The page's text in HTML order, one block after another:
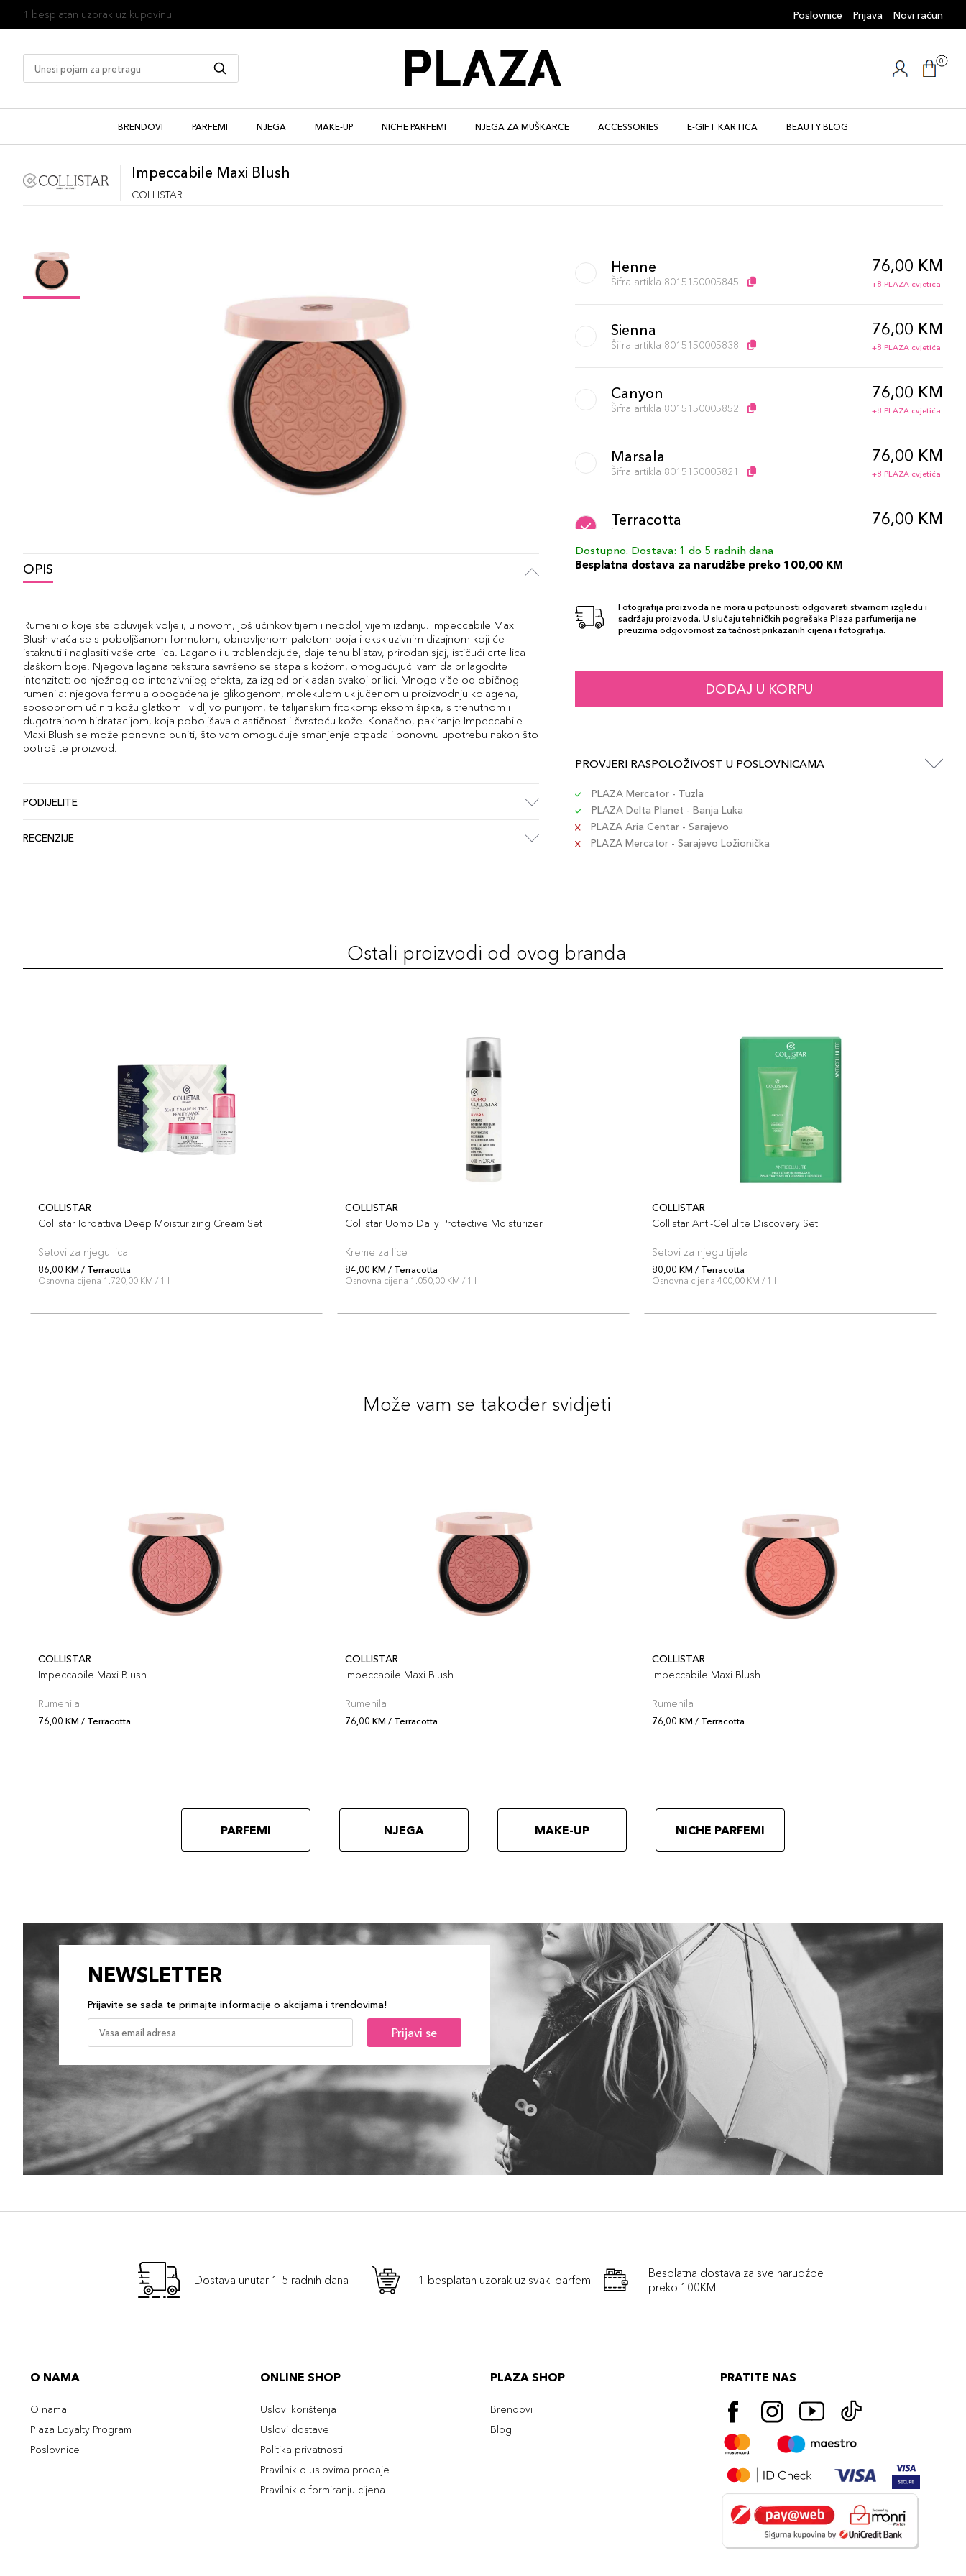
1 besplatan uzorak uz kupovinu Poslovnice Prijava Novi račun
0
BRENDOVI PARFEMI NJEGA MAKE-UP NICHE PARFEMI NJEGA ZA MUŠKARCE ACCESSORIES E-GIFT KARTICA BEAUTY BLOG
Impeccabile Maxi Blush
COLLISTAR
OPIS
Rumenilo koje ste oduvijek voljeli, u novom, još učinkovitijem i neodoljivijem izdanju. Impeccabile Maxi
Blush vraća se s poboljšanom formulom, obnovljenom paletom boja i ekskluzivnim dizajnom koji će
istaknuti i naglasiti vaše crte lica. Lagano i ultrablendajuće, daje tenu blistav, prirodan sjaj, ističući crte lica
daškom boje. Njegova lagana tekstura savršeno se stapa s kožom, omogućujući vam da prilagodite
intenzitet: od nježnog do intenzivnijeg efekta, za izgled prikladan svakoj prilici. Mnogo više od običnog
rumenila: njegova formula obogaćena je glikogenom, molekulom uključenom u proizvodnju kolagena,
sposobnom učiniti kožu glatkom i vidljivo punijom, te talijanskim fitokompleksom šipka, s trenutnom i
dugotrajnom hidratacijom, koja poboljšava elastičnost i čvrstoću kože. Konačno, pakiranje Impeccabile
Maxi Blush se može ponovno puniti, što vam omogućuje smanjenje otpada i ponovnu upotrebu nakon što
potrošite proizvod.
PODIJELITE
RECENZIJE
Henne
Šifra artikla 8015150005845
76,00 KM
+8 PLAZA cvjetića
Sienna
Šifra artikla 8015150005838
76,00 KM
+8 PLAZA cvjetića
Canyon
Šifra artikla 8015150005852
76,00 KM
+8 PLAZA cvjetića
Marsala
Šifra artikla 8015150005821
76,00 KM
+8 PLAZA cvjetića
Terracotta 76,00 KM
Dostupno. Dostava: 1 do 5 radnih dana
Besplatna dostava za narudžbe preko 100,00 KM
Fotografija proizvoda ne mora u potpunosti odgovarati stvarnom izgledu i
sadržaju proizvoda. U slučaju tehničkih pogrešaka Plaza parfumerija ne
preuzima odgovornost za tačnost prikazanih cijena i fotografija.
DODAJ U KORPU
PROVJERI RASPOLOŽIVOST U POSLOVNICAMA
PLAZA Mercator - Tuzla
PLAZA Delta Planet - Banja Luka
PLAZA Aria Centar - Sarajevo
PLAZA Mercator - Sarajevo Ložionička
Ostali proizvodi od ovog branda
COLLISTAR
Collistar Idroattiva Deep Moisturizing Cream Set
Setovi za njegu lica
86,00 KM / Terracotta
Osnovna cijena 1.720,00 KM / 1 l
COLLISTAR
Collistar Uomo Daily Protective Moisturizer
Kreme za lice
84,00 KM / Terracotta
Osnovna cijena 1.050,00 KM / 1 l
COLLISTAR
Collistar Anti-Cellulite Discovery Set
Setovi za njegu tijela
80,00 KM / Terracotta
Osnovna cijena 400,00 KM / 1 l
Može vam se također svidjeti
COLLISTAR
Impeccabile Maxi Blush
Rumenila
76,00 KM / Terracotta
COLLISTAR
Impeccabile Maxi Blush
Rumenila
76,00 KM / Terracotta
COLLISTAR
Impeccabile Maxi Blush
Rumenila
76,00 KM / Terracotta
PARFEMI NJEGA MAKE-UP NICHE PARFEMI
NEWSLETTER
Prijavite se sada te primajte informacije o akcijama i trendovima!
Prijavi se
Dostava unutar 1-5 radnih dana 1 besplatan uzorak uz svaki parfem
Besplatna dostava za sve narudźbe
preko 100KM
O NAMA
O nama
Plaza Loyalty Program
Poslovnice
ONLINE SHOP
Uslovi korištenja
Uslovi dostave
Politika privatnosti
Pravilnik o uslovima prodaje
Pravilnik o formiranju cijena
PLAZA SHOP
Brendovi
Blog
PRATITE NAS